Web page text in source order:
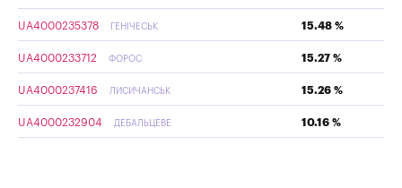
UA4000235378 ГЕНІЧЕСЬК 15.48 %
UA4000233712 ФОРОС 15.27 %
UA4000237416 ЛИСИЧАНСЬК 15.26 %
UA4000232904 ДЕБАЛЬЦЕВЕ 10.16 %